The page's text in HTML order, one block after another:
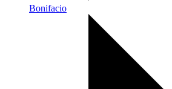
Bonifacio